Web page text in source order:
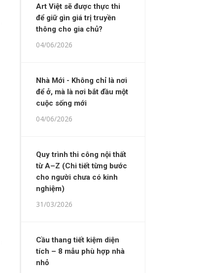
Art Việt sẽ được thực thi
để giữ gìn giá trị truyền
thông cho gia chủ?
04/06/2026
Nhà Mới - Không chỉ là nơi
để ở, mà là nơi bắt đầu một
cuộc sống mới
04/06/2026
Quy trình thi công nội thất
từ A–Z (Chi tiết từng bước
cho người chưa có kinh
nghiệm)
31/03/2026
Cầu thang tiết kiệm diện
tích – 8 mẫu phù hợp nhà
nhỏ